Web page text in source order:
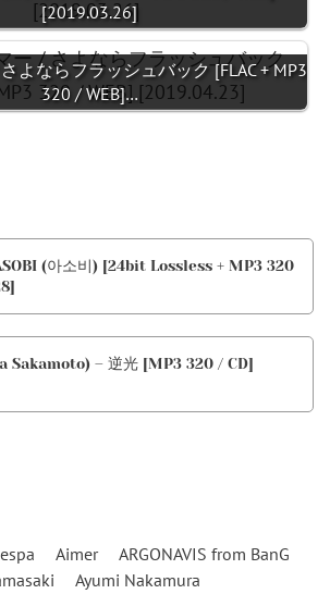
[2019.03.26]
よならフラッシュバック [FLAC + MP3
320 / WEB]…
(아소비) [24bit Lossless + MP3 320
Sakamoto) – 逆光 [MP3 320 / CD]
Aimer
ARGONAVIS from BanG
Ayumi Nakamura